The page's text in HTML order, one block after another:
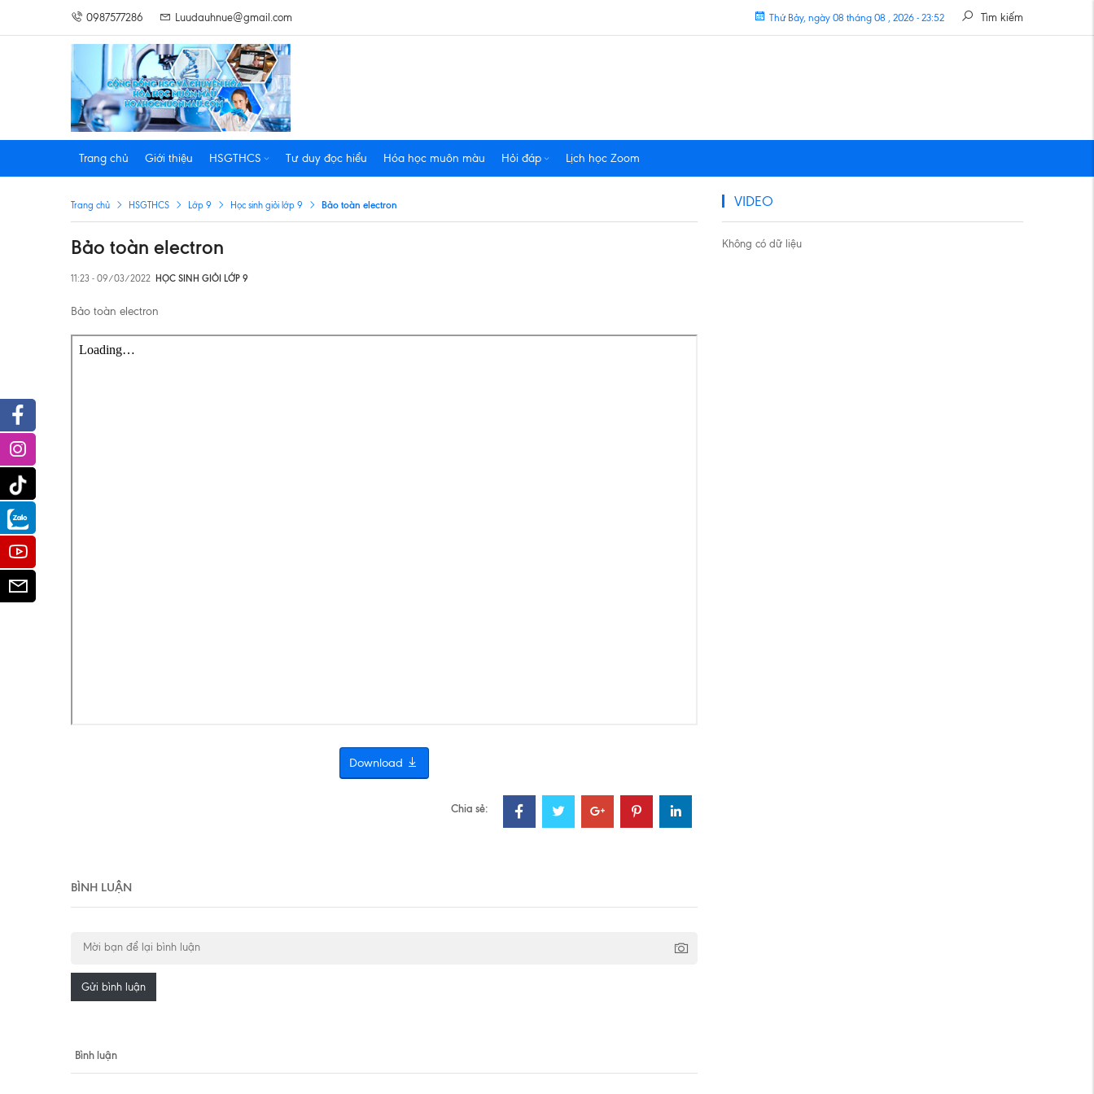
0987577286 Luudauhnue@gmail.com Tìm kiếm
Thứ Bảy, ngày 08 tháng 08 , 2026 - 23:52
Trang chủ Giới thiệu HSGTHCS Tư duy đọc hiểu Hóa học muôn màu Hỏi đáp Lịch học Zoom
Trang chủ HSGTHCS Lớp 9 Học sinh giỏi lớp 9 Bảo toàn electron
Bảo toàn electron
11:23 - 09/03/2022 HỌC SINH GIỎI LỚP 9
Bảo toàn electron
Download
Chia sẻ:
BÌNH LUẬN
Gửi bình luận
Bình luận
VIDEO
Không có dữ liệu